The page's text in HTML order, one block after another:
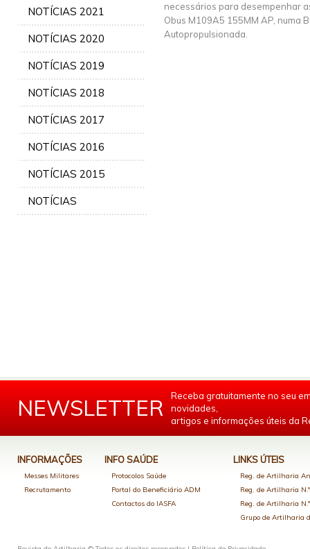
NOTÍCIAS 2021
NOTÍCIAS 2020
NOTÍCIAS 2019
NOTÍCIAS 2018
NOTÍCIAS 2017
NOTÍCIAS 2016
NOTÍCIAS 2015
NOTÍCIAS
necessários para desempenhar
Obus M109A5 155MM AP, numa
Autopropulsionada.
NEWSLETTER
Receba gratuitamente no seu
novidades,
artigos e informações úteis da
INFORMAÇÕES
Messes Militares
Recrutamento
INFO SAÚDE
Protocolos Saúde
Portal do Beneficiário ADM
Contactos do IASFA
LINKS ÚTEIS
Reg. de Artilharia
Reg. de Artilharia
Reg. de Artilharia
Grupo de Artilharia